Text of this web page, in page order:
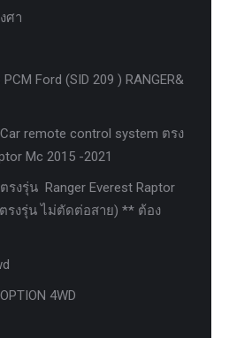
ศา
Ford (SID 209 ) RANGER&
remote control system ตรง
Mc 2015 -2021
งรุ่น Ranger Everest Raptor
รงรุ่น ไม่ตัดต่อสาย) ** ต้อง
4WD